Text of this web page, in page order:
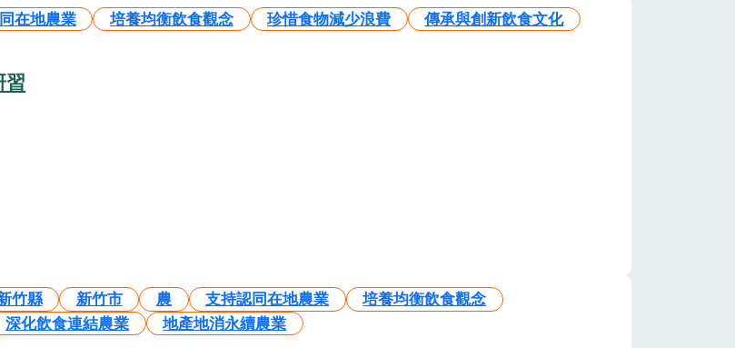
在地農業 培養均衡飲食觀念 珍惜食物減少浪費
傳承與創新飲食文化
習
竹縣 新竹市 農 支持認同在地農業
培養均衡飲食觀念
深化飲食連結農業 地產地消永續農業